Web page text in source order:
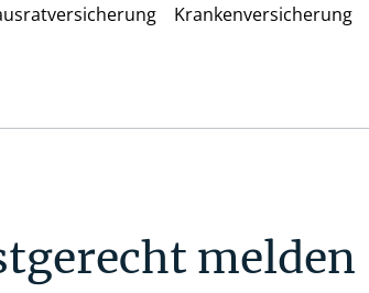
Krankenversicherung
melden